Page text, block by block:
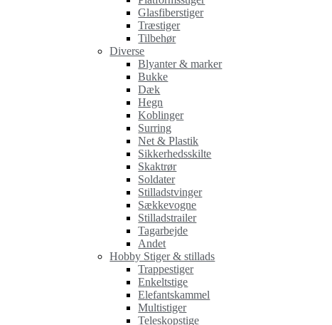
Glasfiberstiger
Træstiger
Tilbehør
Diverse
Blyanter & marker
Bukke
Dæk
Hegn
Koblinger
Surring
Net & Plastik
Sikkerhedsskilte
Skaktrør
Soldater
Stilladstvinger
Sækkevogne
Stilladstrailer
Tagarbejde
Andet
Hobby Stiger & stillads
Trappestiger
Enkeltstige
Elefantskammel
Multistiger
Teleskopstige